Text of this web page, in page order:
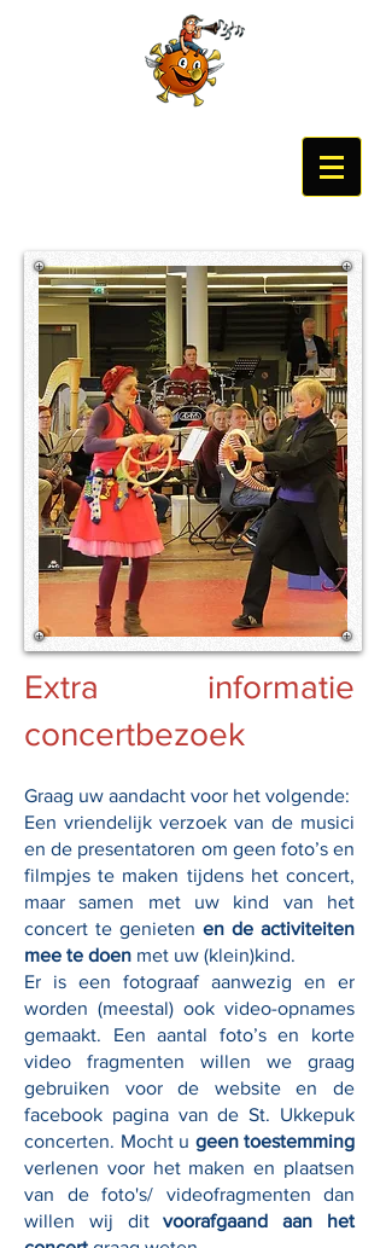
Extra informatie
concertbezoek
Graag uw aandacht voor het volgende:
Een vriendelijk verzoek van de musici
en de presentatoren om geen foto’s en
filmpjes te maken tijdens het concert,
maar samen met uw kind van het
concert te genieten en de activiteiten
mee te doen met uw (klein)kind.
Er is een fotograaf aanwezig en er
worden (meestal) ook video-opnames
gemaakt. Een aantal foto’s en korte
video fragmenten willen we graag
gebruiken voor de website en de
facebook pagina van de St. Ukkepuk
concerten. Mocht u geen toestemming
verlenen voor het maken en plaatsen
van de foto's/ videofragmenten dan
willen wij ditvoorafgaand aan het